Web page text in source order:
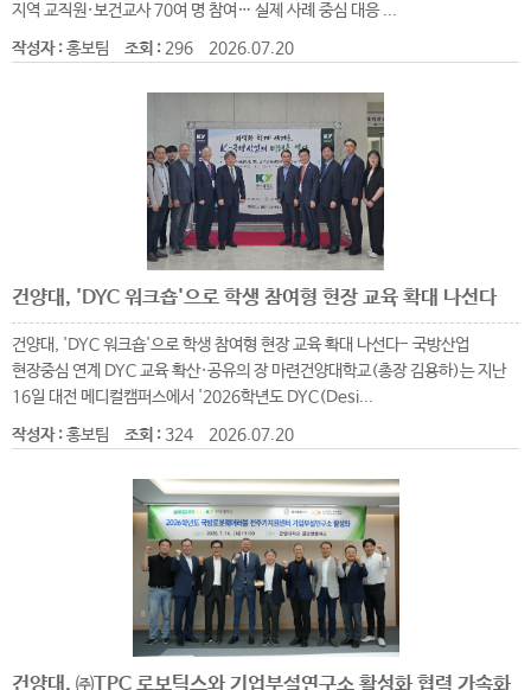
지역 교직원·보건교사 70여 명 참여… 실제 사례 중심 대응 ...
작성자 :홍보팀 조회 :296 2026.07.20
건양대, 'DYC 워크숍'으로 학생 참여형 현장 교육 확대 나선다
건양대, 'DYC 워크숍'으로 학생 참여형 현장 교육 확대 나선다- 국방산업
현장중심 연계 DYC 교육 확산·공유의 장 마련건양대학교(총장 김용하)는 지난
16일 대전 메디컬캠퍼스에서 '2026학년도 DYC(Desi...
작성자 :홍보팀 조회 :324 2026.07.20
건양대, ㈜TPC 로보틱스와 기업부설연구소 활성화 협력 가속화